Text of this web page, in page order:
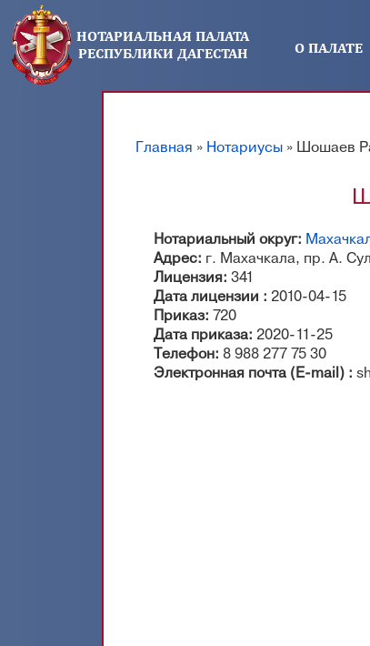
Перейти к основному содержанию
НОТАРИАЛЬНАЯ ПАЛАТА
РЕСПУБЛИКИ ДАГЕСТАН
О ПАЛАТЕ
Главная » Нотариусы » Шошаев
Нотариальный округ:
Адрес: г. Махачкала, пр. А.
Лицензия: 341
Дата лицензии : 2010-04-15
Приказ: 720
Дата приказа: 2020-11-25
Телефон: 8 988 277 75 30
Электронная почта (E-mail) :